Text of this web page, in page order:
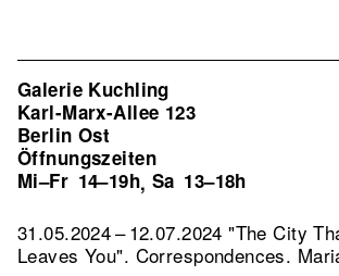
Galerie Kuchling
Karl-Marx-Allee 123
Berlin Ost
Öffnungszeiten
Mi–Fr 14–19h, Sa 13–18h
31.05.2024 – 12.07.2024 "The City
Leaves You". Correspondences.